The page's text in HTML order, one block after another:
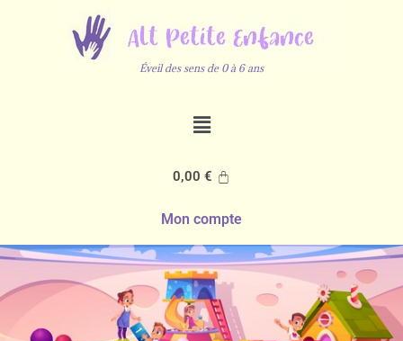
Éveil des sens de 0 à 6 ans
0,00€
Mon compte